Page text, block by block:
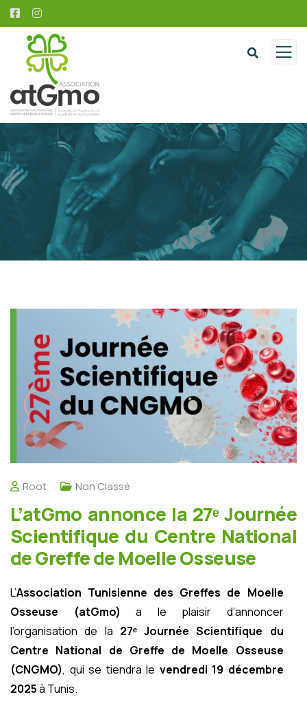
Root Non Classé
L’atGmo annonce la 27ᵉ Journée
Scientifique du Centre National
de Greffe de Moelle Osseuse
L’Association Tunisienne des Greffes de Moelle
Osseuse (atGmo) a le plaisir d’annoncer
l’organisation de la 27ᵉ Journée Scientifique du
Centre National de Greffe de Moelle Osseuse
(CNGMO), qui se tiendra le vendredi 19 décembre
2025à Tunis.